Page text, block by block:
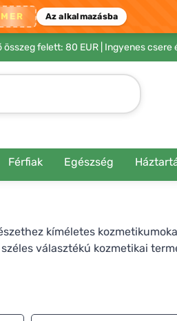
Az alkalmazásba
összeg felett: 80 EUR | Ingyenes
Férfiak Egészség
kíméletes
választékú kozmetikai
és fizikai jólétünkre, és